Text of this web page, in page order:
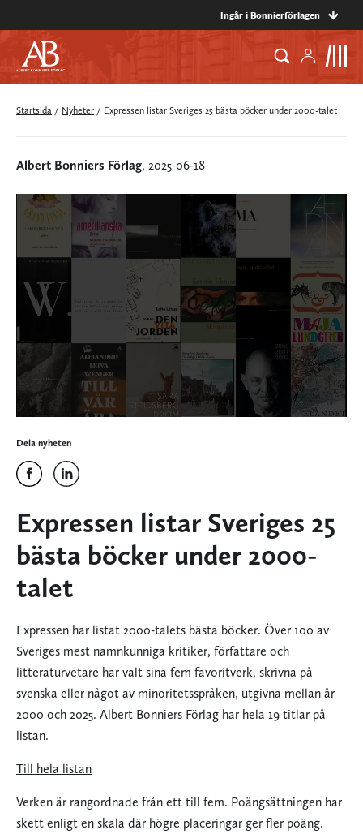
Ingår i Bonnierförlagen
Startsida / Nyheter / Expressen listar Sveriges 25 bästa böcker under 2000-talet
Albert Bonniers Förlag, 2025-06-18
Dela nyheten
Expressen listar Sveriges 25
bästa böcker under 2000-
talet
Expressen har listat 2000-talets bästa böcker. Över 100 av
Sveriges mest namnkunniga kritiker, författare och
litteraturvetare har valt sina fem favoritverk, skrivna på
svenska eller något av minoritetsspråken, utgivna mellan år
2000 och 2025. Albert Bonniers Förlag har hela 19 titlar på
listan.
Till hela listan
Verken är rangordnade från ett till fem. Poängsättningen har
skett enligt en skala där högre placeringar ger fler poäng.